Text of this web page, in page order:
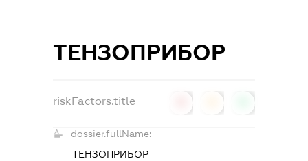
ТЕНЗОПРИБОР
riskFactors.title
dossier.fullName:
ТЕНЗОПРИБОР